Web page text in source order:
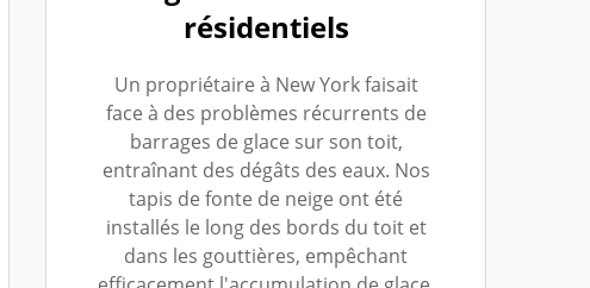
résidentiels
Un propriétaire à New York faisait
face à des problèmes récurrents de
barrages de glace sur son toit,
entraînant des dégâts des eaux. Nos
tapis de fonte de neige ont été
installés le long des bords du toit et
dans les gouttières, empêchant